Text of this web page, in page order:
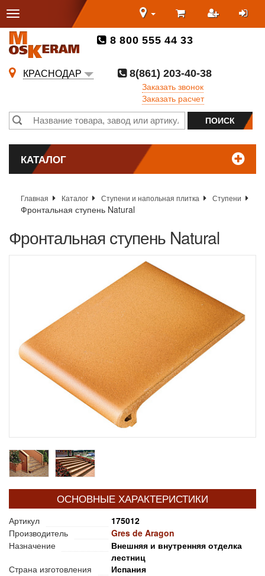
8 800 555 44 33
КРАСНОДАР
8(861) 203-40-38
Заказать звонок
Заказать расчет
КАТАЛОГ
Главная Каталог Ступени и напольная плитка Ступени
Фронтальная ступень Natural
Фронтальная ступень Natural
ОСНОВНЫЕ ХАРАКТЕРИСТИКИ
Артикул
175012
Производитель
Gres de Aragon
Назначение
Внешняя и внутренняя отделка
лестниц
Страна изготовления
Испания